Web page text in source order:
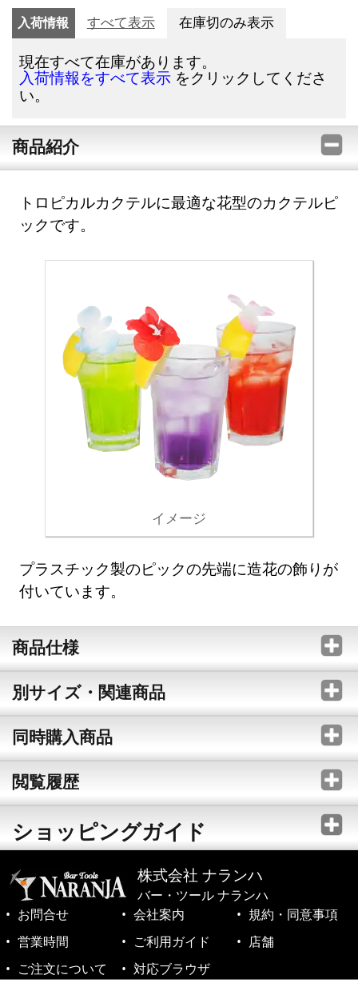
入荷情報 すべて表示 在庫切のみ表示
現在すべて在庫があります。
入荷情報をすべて表示 をクリックしてくださ
い。
商品紹介
トロピカルカクテルに最適な花型のカクテルピ
ックです。
イメージ
プラスチック製のピックの先端に造花の飾りが
付いています。
商品仕様
別サイズ・関連商品
同時購入商品
閲覧履歴
ショッピングガイド
株式会社 ナランハ
バー・ツール ナランハ
お問合せ
会社案内
規約・同意事項
営業時間
ご利用ガイド
店舗
ご注文について
対応ブラウザ